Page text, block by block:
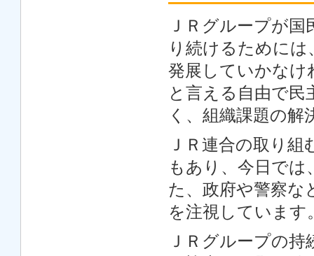
ＪＲグループが
り続けるために
発展していかなけ
と言える自由で民
く、組織課題の
ＪＲ連合の取り
もあり、今日で
た、政府や警察な
を注視しています
ＪＲグループの